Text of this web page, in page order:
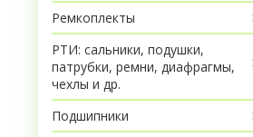
Ремкоплекты
РТИ: сальники, подушки,
патрубки, ремни, диафрагмы,
чехлы и др.
Подшипники